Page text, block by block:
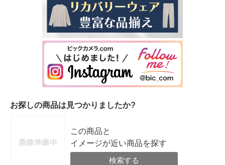
お探しの商品は見つかりましたか?
この商品と
イメージが近い商品を探す
検索する